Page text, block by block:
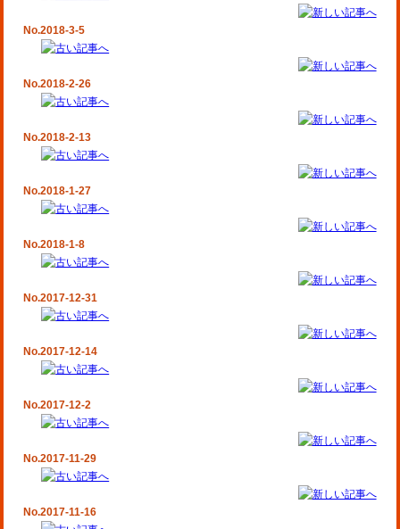
No.2018-3-5
No.2018-2-26
No.2018-2-13
No.2018-1-27
No.2018-1-8
No.2017-12-31
No.2017-12-14
No.2017-12-2
No.2017-11-29
No.2017-11-16